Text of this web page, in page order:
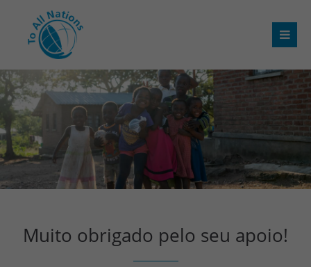
Muito obrigado pelo seu apoio!